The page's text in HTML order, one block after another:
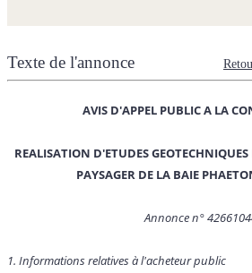
Texte de l'annonce
AVIS D'APPEL PUBLIC A LA
REALISATION D'ETUDES
PAYSAGER DE LA BAIE
Annonce n°
1. Informations relatives à l'acheteur public